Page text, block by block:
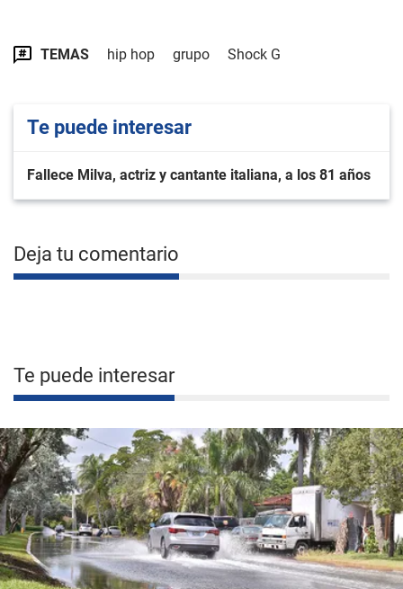
TEMAS hip hop grupo Shock G
Te puede interesar
Fallece Milva, actriz y cantante italiana, a los 81 años
Deja tu comentario
Te puede interesar